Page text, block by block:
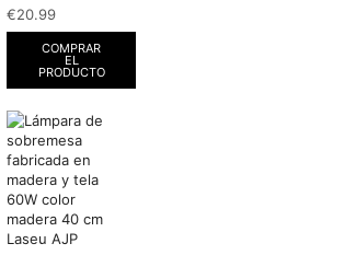
€20.99
COMPRAR
EL
PRODUCTO